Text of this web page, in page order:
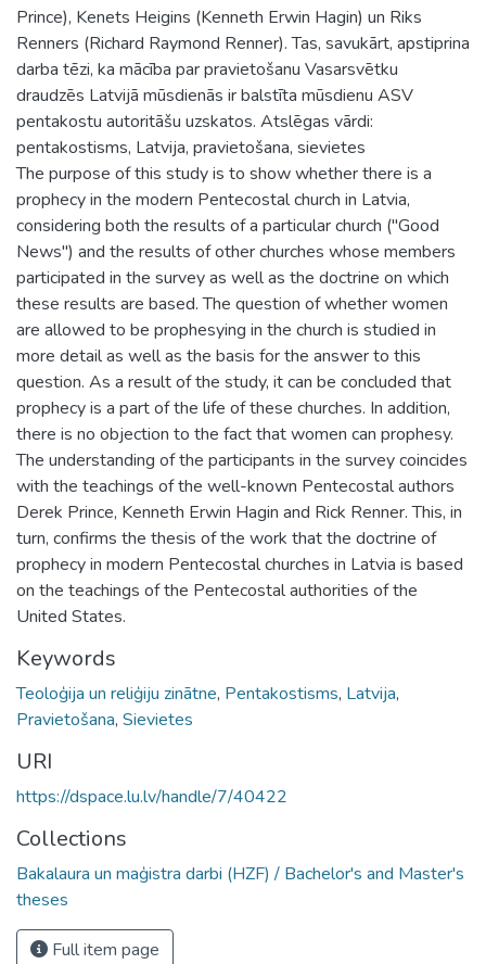
Prince), Kenets Heigins (Kenneth Erwin Hagin) un Riks
Renners (Richard Raymond Renner). Tas, savukārt, apstiprina
darba tēzi, ka mācība par pravietošanu Vasarsvētku
draudzēs Latvijā mūsdienās ir balstīta mūsdienu ASV
pentakostu autoritāšu uzskatos. Atslēgas vārdi:
pentakostisms, Latvija, pravietošana, sievietes
The purpose of this study is to show whether there is a
prophecy in the modern Pentecostal church in Latvia,
considering both the results of a particular church ("Good
News") and the results of other churches whose members
participated in the survey as well as the doctrine on which
these results are based. The question of whether women
are allowed to be prophesying in the church is studied in
more detail as well as the basis for the answer to this
question. As a result of the study, it can be concluded that
prophecy is a part of the life of these churches. In addition,
there is no objection to the fact that women can prophesy.
The understanding of the participants in the survey coincides
with the teachings of the well-known Pentecostal authors
Derek Prince, Kenneth Erwin Hagin and Rick Renner. This, in
turn, confirms the thesis of the work that the doctrine of
prophecy in modern Pentecostal churches in Latvia is based
on the teachings of the Pentecostal authorities of the
United States.
Keywords
Teoloģija un reliģiju zinātne, Pentakostisms, Latvija,
Pravietošana, Sievietes
URI
https://dspace.lu.lv/handle/7/40422
Collections
Bakalaura un maģistra darbi (HZF) / Bachelor's and Master's
theses
Full item page